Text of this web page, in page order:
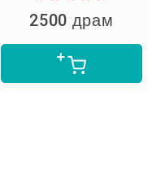
2500 драм